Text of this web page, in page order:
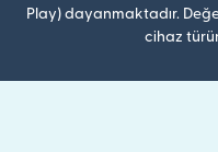
Play) dayanmaktadır.
cihaz